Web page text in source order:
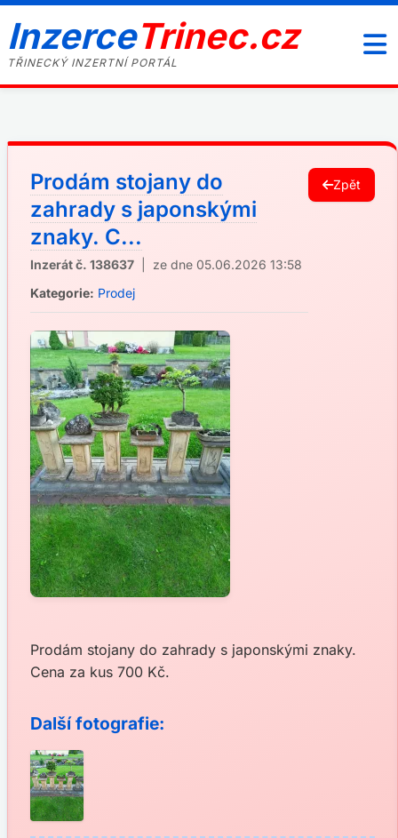
InzerceTrinec.cz
TŘINECKÝ INZERTNÍ PORTÁL
Prodám stojany do
zahrady s japonskými
znaky. C...
Inzerát č. 138637 | ze dne 05.06.2026 13:58
Kategorie: Prodej
Zpět
Prodám stojany do zahrady s japonskými znaky.
Cena za kus 700 Kč.
Další fotografie: